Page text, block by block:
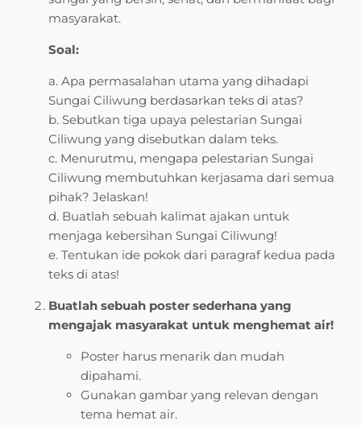
masyarakat.
Soal:
a. Apa permasalahan utama yang dihadapi
Sungai Ciliwung berdasarkan teks di atas?
b. Sebutkan tiga upaya pelestarian Sungai
Ciliwung yang disebutkan dalam teks.
c. Menurutmu, mengapa pelestarian Sungai
Ciliwung membutuhkan kerjasama dari semua
pihak? Jelaskan!
d. Buatlah sebuah kalimat ajakan untuk
menjaga kebersihan Sungai Ciliwung!
e. Tentukan ide pokok dari paragraf kedua pada
teks di atas!
Buatlah sebuah poster sederhana yang
mengajak masyarakat untuk menghemat air!
Poster harus menarik dan mudah
dipahami.
Gunakan gambar yang relevan dengan
tema hemat air.